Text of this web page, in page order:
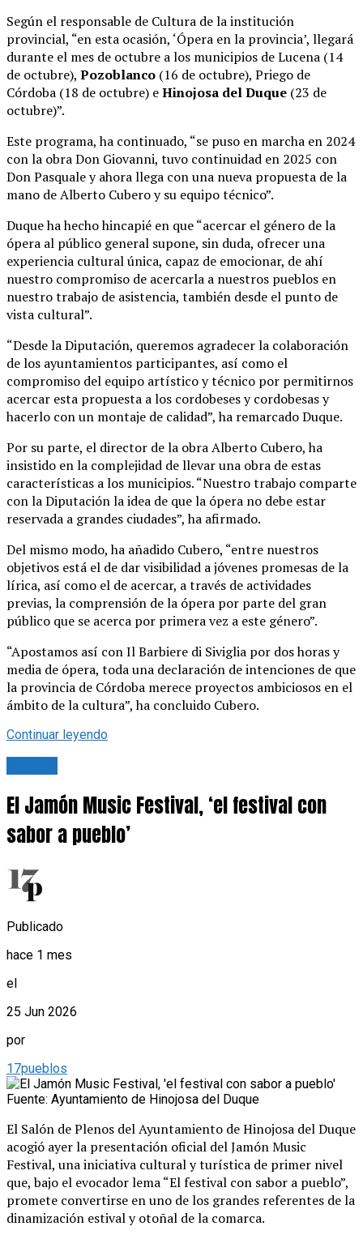
Según el responsable de Cultura de la institución
provincial, “en esta ocasión, ‘Ópera en la provincia’, llegará
durante el mes de octubre a los municipios de Lucena (14
de octubre), Pozoblanco (16 de octubre), Priego de
Córdoba (18 de octubre) eHinojosa del Duque (23 de
octubre)”.
Este programa, ha continuado, “se puso en marcha en 2024
con la obra Don Giovanni, tuvo continuidad en 2025 con
Don Pasquale y ahora llega con una nueva propuesta de la
mano de Alberto Cubero y su equipo técnico”.
Duque ha hecho hincapié en que “acercar el género de la
ópera al público general supone, sin duda, ofrecer una
experiencia cultural única, capaz de emocionar, de ahí
nuestro compromiso de acercarla a nuestros pueblos en
nuestro trabajo de asistencia, también desde el punto de
vista cultural”.
“Desde la Diputación, queremos agradecer la colaboración
de los ayuntamientos participantes, así como el
compromiso del equipo artístico y técnico por permitirnos
acercar esta propuesta a los cordobeses y cordobesas y
hacerlo con un montaje de calidad”, ha remarcado Duque.
Por su parte, el director de la obra Alberto Cubero, ha
insistido en la complejidad de llevar una obra de estas
características a los municipios. “Nuestro trabajo comparte
con la Diputación la idea de que la ópera no debe estar
reservada a grandes ciudades”, ha afirmado.
Del mismo modo, ha añadido Cubero, “entre nuestros
objetivos está el de dar visibilidad a jóvenes promesas de la
lírica, así como el de acercar, a través de actividades
previas, la comprensión de la ópera por parte del gran
público que se acerca por primera vez a este género”.
“Apostamos así con Il Barbiere di Siviglia por dos horas y
media de ópera, toda una declaración de intenciones de que
la provincia de Córdoba merece proyectos ambiciosos en el
ámbito de la cultura”, ha concluido Cubero.
Continuar leyendo
El Jamón Music Festival, ‘el festival con
sabor a pueblo’
Publicado
hace 1 mes
el
25 Jun 2026
por
17pueblos
Fuente: Ayuntamiento de Hinojosa del Duque
El Salón de Plenos del Ayuntamiento de Hinojosa del Duque
acogió ayer la presentación oficial del Jamón Music
Festival, una iniciativa cultural y turística de primer nivel
que, bajo el evocador lema “El festival con sabor a pueblo”,
promete convertirse en uno de los grandes referentes de la
dinamización estival y otoñal de la comarca.